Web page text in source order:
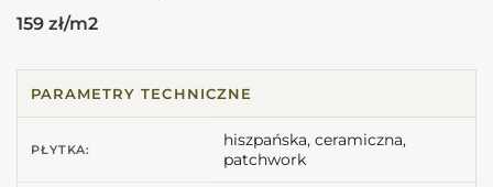
159 zł/m2
PARAMETRY TECHNICZNE
PŁYTKA:
hiszpańska, ceramiczna,
patchwork